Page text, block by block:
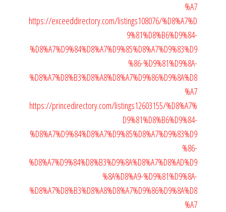
%A7
https://exceeddirectory.com/listings108076/%D8%A7%D
9%81%D8%B6%D9%84-
%D8%A7%D9%84%D8%A7%D9%85%D8%A7%D9%83%D9
%86-%D9%81%D9%8A-
%D8%A7%D8%B3%D8%A8%D8%A7%D9%86%D9%8A%D8
%A7
https://princedirectory.com/listings12603155/%D8%A7%
D9%81%D8%B6%D9%84-
%D8%A7%D9%84%D8%A7%D9%85%D8%A7%D9%83%D9
%86-
%D8%A7%D9%84%D8%B3%D9%8A%D8%A7%D8%AD%D9
%8A%D8%A9-%D9%81%D9%8A-
%D8%A7%D8%B3%D8%A8%D8%A7%D9%86%D9%8A%D8
%A7